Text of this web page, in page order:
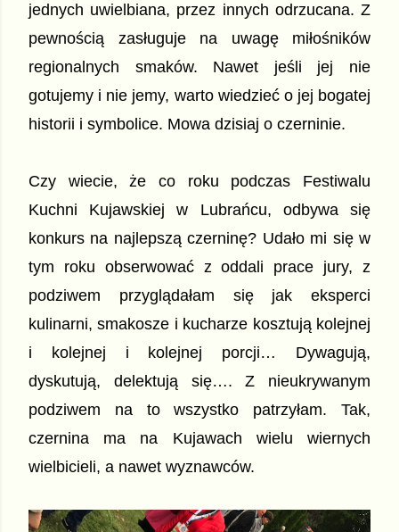
jednych uwielbiana, przez innych odrzucana. Z
pewnością zasługuje na uwagę miłośników
regionalnych smaków. Nawet jeśli jej nie
gotujemy i nie jemy, warto wiedzieć o jej bogatej
historii i symbolice. Mowa dzisiaj o czerninie.
Czy wiecie, że co roku podczas Festiwalu
Kuchni Kujawskiej w Lubrańcu, odbywa się
konkurs na najlepszą czerninę? Udało mi się w
tym roku obserwować z oddali prace jury, z
podziwem przyglądałam się jak eksperci
kulinarni, smakosze i kucharze kosztują kolejnej
i kolejnej i kolejnej porcji… Dywagują,
dyskutują, delektują się…. Z nieukrywanym
podziwem na to wszystko patrzyłam. Tak,
czernina ma na Kujawach wielu wiernych
wielbicieli, a nawet wyznawców.